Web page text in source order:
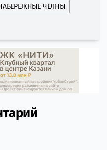
ЧЕЛНЫ